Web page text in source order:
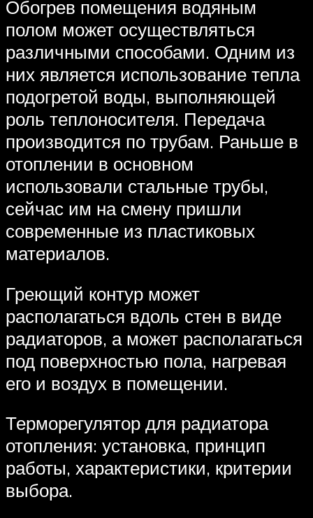
Обогрев помещения водяным
полом может осуществляться
различными способами. Одним из
них является использование тепла
подогретой воды, выполняющей
роль теплоносителя. Передача
производится по трубам. Раньше в
отоплении в основном
использовали стальные трубы,
сейчас им на смену пришли
современные из пластиковых
материалов.
Греющий контур может
располагаться вдоль стен в виде
радиаторов, а может располагаться
под поверхностью пола, нагревая
его и воздух в помещении.
Терморегулятор для радиатора
отопления: установка, принцип
работы, характеристики, критерии
выбора.